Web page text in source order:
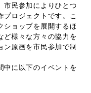
市民参加によりひとつ
ロジェクトです。こ
ショップを展開するほ
ど様々な方々の協力を
ン原画を市民参加で制
中に以下のイベントを